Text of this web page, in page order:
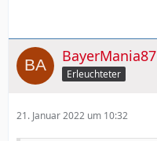
BayerMania87
Erleuchteter
21. Januar 2022 um 10:32